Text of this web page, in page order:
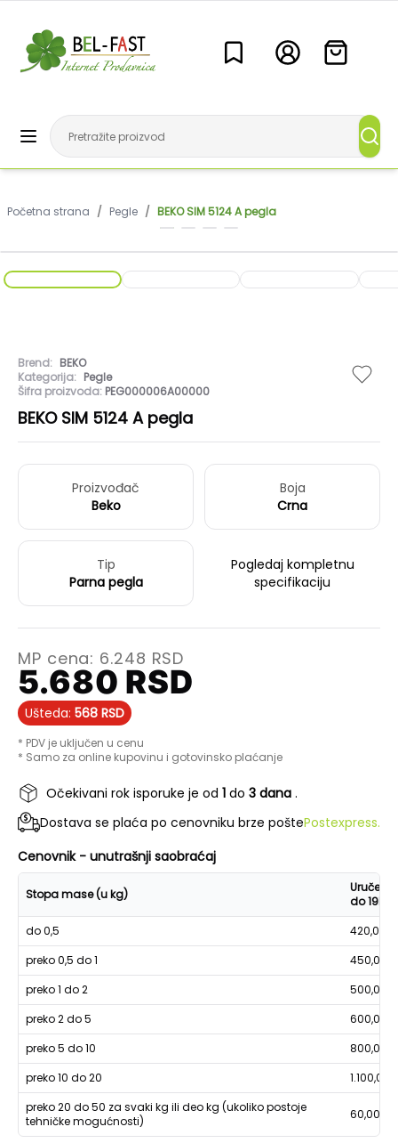
Početna strana / Pegle / BEKO SIM 5124 A pegla
Brend: BEKO
Kategorija: Pegle
Šifra proizvoda: PEG000006A00000
BEKO SIM 5124 A pegla
Proizvođač
Beko
Boja
Crna
Tip
Parna pegla
Pogledaj kompletnu
specifikaciju
MP cena: 6.248 RSD
5.680 RSD
Ušteda: 568 RSD
* PDV je uključen u cenu
* Samo za online kupovinu i gotovinsko plaćanje
Očekivani rok isporuke je od 1 do 3 dana .
Dostava se plaća po cenovniku brze poštePostexpress.
Cenovnik - unutrašnji saobraćaj
Stopa mase (u kg)
Uručenje
do 19h
do 0,5
420,00
preko 0,5 do 1
450,00
preko 1 do 2
500,00
preko 2 do 5
600,00
preko 5 do 10
800,00
preko 10 do 20
1.100,00
preko 20 do 50 za svaki kg ili deo kg (ukoliko postoje
tehničke mogućnosti)
60,00